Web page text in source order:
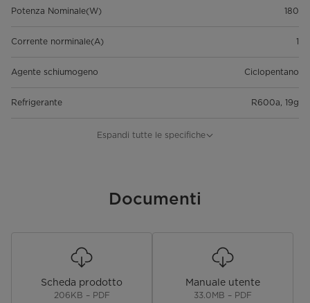
Potenza Nominale(W) 180
Corrente norminale(A) 1
Agente schiumogeno Ciclopentano
Refrigerante R600a, 19g
Capacità cestello ghiaccio (kg)
Capacità serbatoio dell'acqua
Espandi tutte le specifiche
Documenti
Scheda prodotto
206KB – PDF
Manuale utente
33.0MB – PDF